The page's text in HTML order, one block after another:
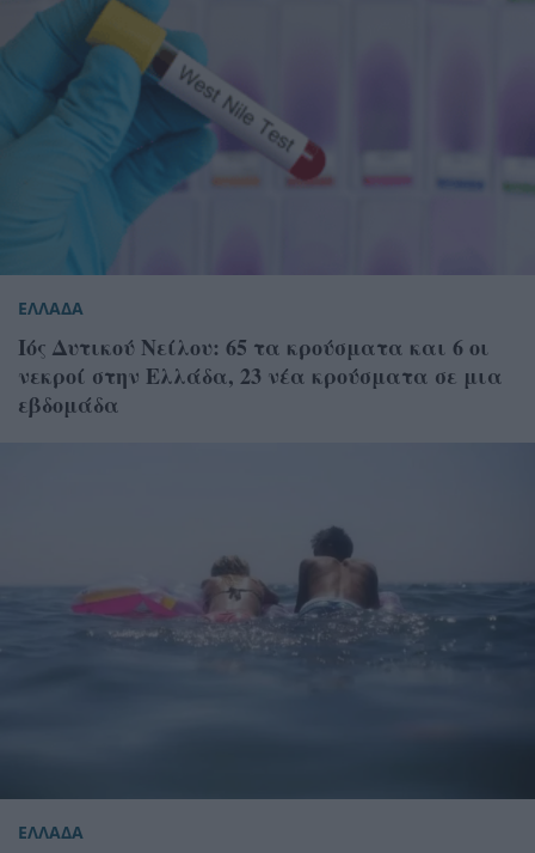
ΕΛΛΑΔΑ
Ιός Δυτικού Νείλου: 65 τα κρούσματα και 6 οι
νεκροί στην Ελλάδα, 23 νέα κρούσματα σε μια
εβδομάδα
ΕΛΛΑΔΑ